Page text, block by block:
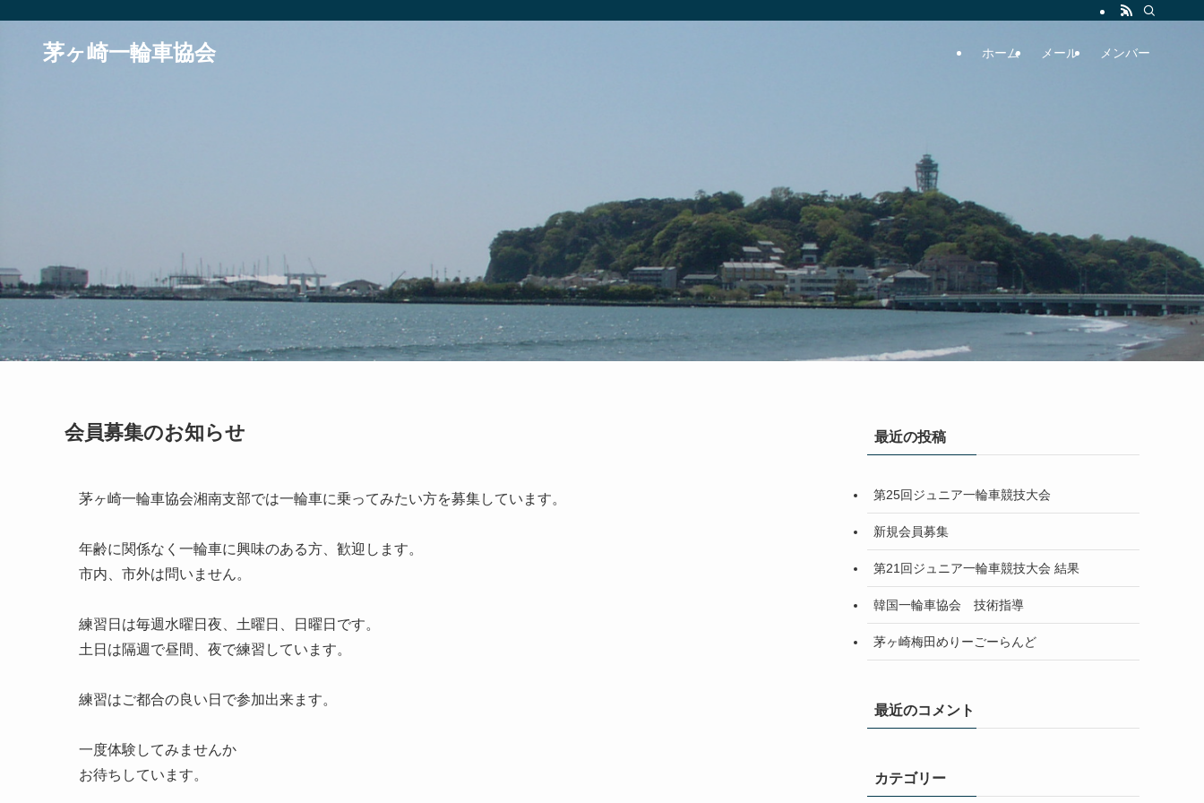
茅ヶ崎一輪車協会 ホーム メール メンバー
会員募集のお知らせ
茅ヶ崎一輪車協会湘南支部では一輪車に乗ってみたい方を募集しています。
年齢に関係なく一輪車に興味のある方、歓迎します。
市内、市外は問いません。
練習日は毎週水曜日夜、土曜日、日曜日です。
土日は隔週で昼間、夜で練習しています。
練習はご都合の良い日で参加出来ます。
一度体験してみませんか
お待ちしています。
最近の投稿
第25回ジュニア一輪車競技大会
新規会員募集
第21回ジュニア一輪車競技大会 結果
韓国一輪車協会 技術指導
茅ヶ崎梅田めりーごーらんど
最近のコメント
カテゴリー